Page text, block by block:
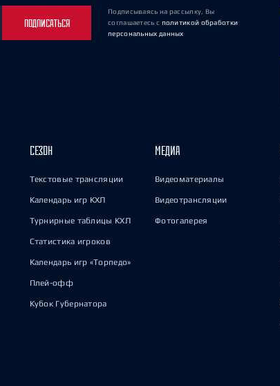
ПОДПИСАТЬСЯ
Подписываясь на рассылку, Вы
соглашаетесь с политикой обработки
персональных данных
СЕЗОН
Текстовые трансляции
Календарь игр КХЛ
Турнирные таблицы КХЛ
Статистика игроков
Календарь игр «Торпедо»
Плей-офф
Кубок Губернатора
МЕДИА
Видеоматериалы
Видеотрансляции
Фотогалерея